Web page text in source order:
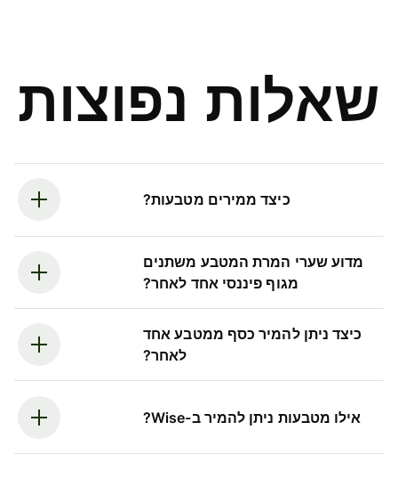
שאלות נפוצות
כיצד ממירים מטבעות?
מדוע שערי המרת המטבע משתנים
מגוף פיננסי אחד לאחר?
כיצד ניתן להמיר כסף ממטבע אחד
לאחר?
אילו מטבעות ניתן להמיר ב-Wise?